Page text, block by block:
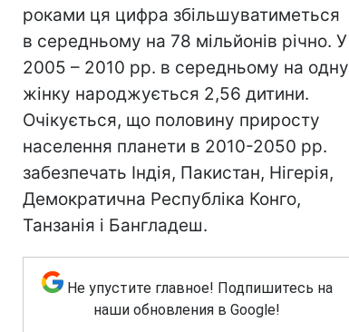
роками ця цифра збільшуватиметься
в середньому на 78 мільйонів річно. У
2005 – 2010 рр. в середньому на одну
жінку народжується 2,56 дитини.
Очікується, що половину приросту
населення планети в 2010-2050 рр.
забезпечать Індія, Пакистан, Нігерія,
Демократична Республіка Конго,
Танзанія і Бангладеш.
Не упустите главное! Подпишитесь на
наши обновления в Google!